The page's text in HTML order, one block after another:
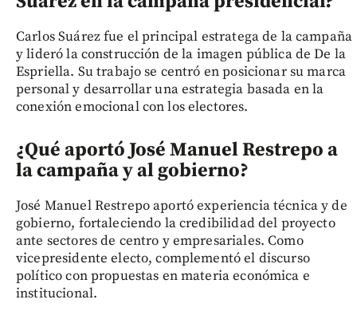
Carlos Suárez fue el principal estratega de la campaña
y lideró la construcción de la imagen pública de De la
Espriella. Su trabajo se centró en posicionar su marca
personal y desarrollar una estrategia basada en la
conexión emocional con los electores.
¿Qué aportó José Manuel Restrepo a
la campaña y al gobierno?
José Manuel Restrepo aportó experiencia técnica y de
gobierno, fortaleciendo la credibilidad del proyecto
ante sectores de centro y empresariales. Como
vicepresidente electo, complementó el discurso
político con propuestas en materia económica e
institucional.